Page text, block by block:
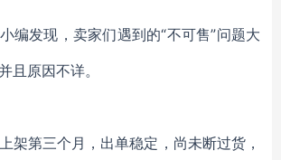
编发现，卖家们遇到的“不可售”问题大
且原因不详。
架第三个月，出单稳定，尚未断过货，